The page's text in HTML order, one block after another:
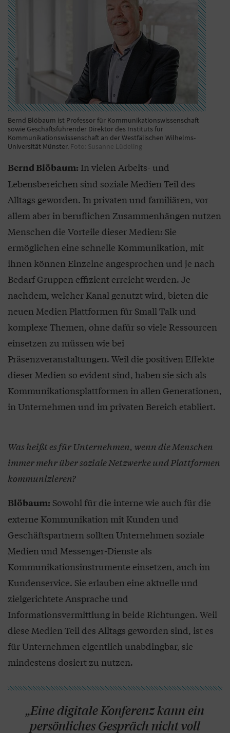
Bernd Blöbaum ist Professor für Kommunikationswissenschaft
sowie Geschäftsführender Direktor des Instituts für
Kommunikationswissenschaft an der Westfälischen Wilhelms-
Universität Münster. Foto: Susanne Lüdeling
Bernd Blöbaum: In vielen Arbeits- und
Lebensbereichen sind soziale Medien Teil des
Alltags geworden. In privaten und familiären, vor
allem aber in beruflichen Zusammenhängen nutzen
Menschen die Vorteile dieser Medien: Sie
ermöglichen eine schnelle Kommunikation, mit
ihnen können Einzelne angesprochen und je nach
Bedarf Gruppen effizient erreicht werden. Je
nachdem, welcher Kanal genutzt wird, bieten die
neuen Medien Plattformen für Small Talk und
komplexe Themen, ohne dafür so viele Ressourcen
einsetzen zu müssen wie bei
Präsenzveranstaltungen. Weil die positiven Effekte
dieser Medien so evident sind, haben sie sich als
Kommunikationsplattformen in allen Generationen,
in Unternehmen und im privaten Bereich etabliert.
Was heißt es für Unternehmen, wenn die Menschen
immer mehr über soziale Netzwerke und Plattformen
kommunizieren?
Blöbaum: Sowohl für die interne wie auch für die
externe Kommunikation mit Kunden und
Geschäftspartnern sollten Unternehmen soziale
Medien und Messenger-Dienste als
Kommunikationsinstrumente einsetzen, auch im
Kundenservice. Sie erlauben eine aktuelle und
zielgerichtete Ansprache und
Informationsvermittlung in beide Richtungen. Weil
diese Medien Teil des Alltags geworden sind, ist es
für Unternehmen eigentlich unabdingbar, sie
mindestens dosiert zu nutzen.
„Eine digitale Konferenz kann ein
persönliches Gespräch nicht voll